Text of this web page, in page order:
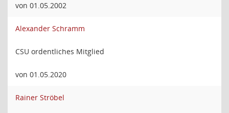
von 01.05.2002
Alexander Schramm
CSU ordentliches Mitglied
von 01.05.2020
Rainer Ströbel